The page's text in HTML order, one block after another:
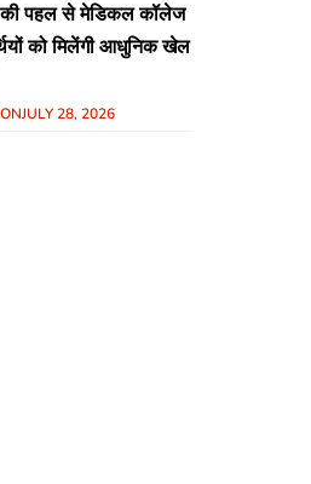
पहल से मेडिकल कॉलेज
को मिलेंगी आधुनिक खेल
JULY 28, 2026